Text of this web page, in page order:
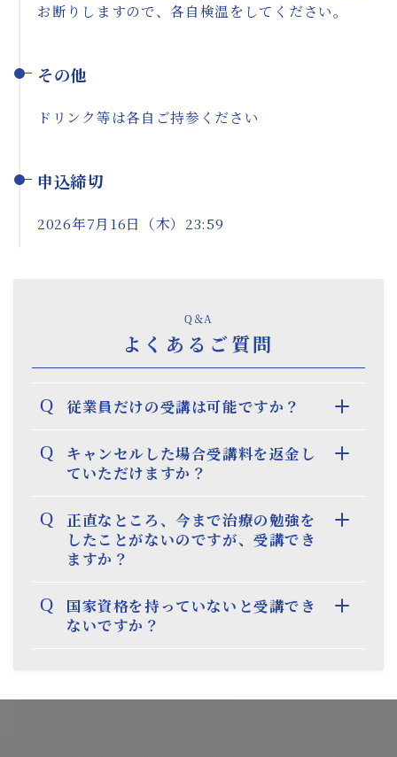
お断りしますので、各自検温をしてください。
その他
ドリンク等は各自ご持参ください
申込締切
2026年7月16日（木）23:59
Q＆A
よくあるご質問
Q 従業員だけの受講は可能ですか？
Q
キャンセルした場合受講料を返金し
ていただけますか？
Q
正直なところ、今まで治療の勉強を
したことがないのですが、受講でき
ますか？
Q
国家資格を持っていないと受講でき
ないですか？